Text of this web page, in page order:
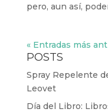
pero, aun así,
« Entradas más
POSTS
Spray Repelente
Leovet
Día del Libro: